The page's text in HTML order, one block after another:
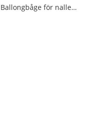
Ballongbåge för nallebjörn